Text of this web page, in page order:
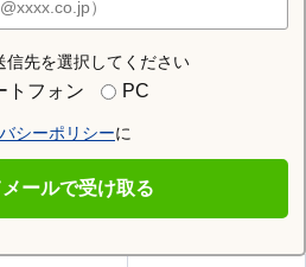
信先を選択してください
トフォン PC
シーポリシーに
ールで受け取る
の情報を見る